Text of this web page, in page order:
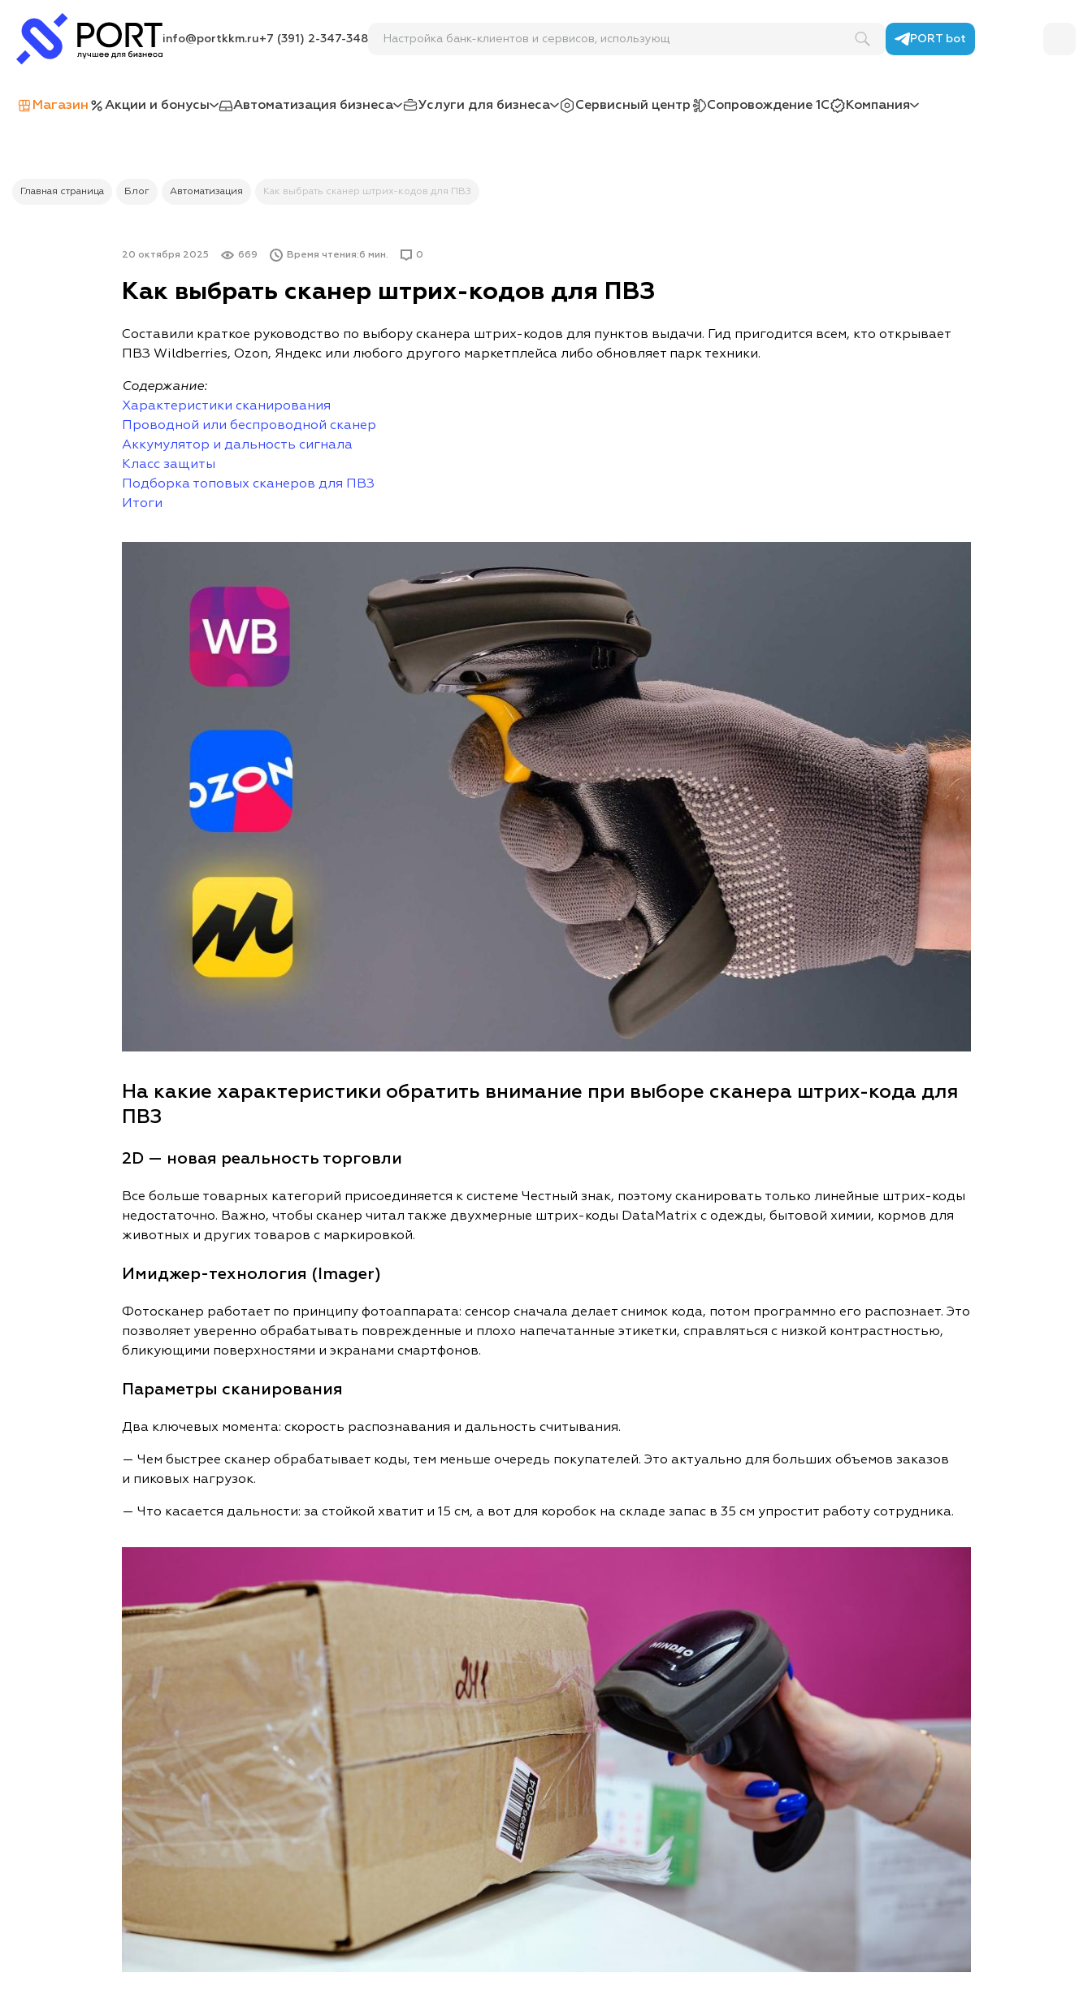
info@portkkm.ru+7 (391) 2-347-348 Настройка банк-клиентов и сервисов, использующих ЭЦП PORT bot
Магазин Акции и бонусы Автоматизация бизнеса Услуги для бизнеса Сервисный центр Сопровождение 1С Компания
Главная страница Блог Автоматизация Как выбрать сканер штрих-кодов для ПВЗ
20 октября 2025 669 Время чтения:6 мин. 0
Как выбрать сканер штрих-кодов для ПВЗ
Составили краткое руководство по выбору сканера штрих-кодов для пунктов выдачи. Гид пригодится всем, кто открывает
ПВЗ Wildberries, Ozon, Яндекс или любого другого маркетплейса либо обновляет парк техники.
Содержание:
Характеристики сканирования
Проводной или беспроводной сканер
Аккумулятор и дальность сигнала
Класс защиты
Подборка топовых сканеров для ПВЗ
Итоги
На какие характеристики обратить внимание при выборе сканера штрих-кода для
ПВЗ
2D — новая реальность торговли
Все больше товарных категорий присоединяется к системе Честный знак, поэтому сканировать только линейные штрих-коды
недостаточно. Важно, чтобы сканер читал также двухмерные штрих-коды DataMatrix с одежды, бытовой химии, кормов для
животных и других товаров с маркировкой.
Имиджер-технология (Imager)
Фотосканер работает по принципу фотоаппарата: сенсор сначала делает снимок кода, потом программно его распознает. Это
позволяет уверенно обрабатывать поврежденные и плохо напечатанные этикетки, справляться с низкой контрастностью,
бликующими поверхностями и экранами смартфонов.
Параметры сканирования
Два ключевых момента: скорость распознавания и дальность считывания.
— Чем быстрее сканер обрабатывает коды, тем меньше очередь покупателей. Это актуально для больших объемов заказов
и пиковых нагрузок.
— Что касается дальности: за стойкой хватит и 15 см, а вот для коробок на складе запас в 35 см упростит работу сотрудника.